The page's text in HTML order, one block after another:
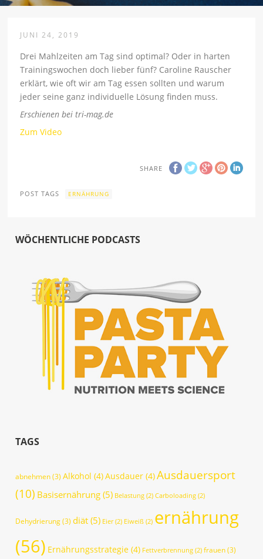
JUNI 24, 2019
Drei Mahlzeiten am Tag sind optimal? Oder in harten
Trainingswochen doch lieber fünf? Caroline Rauscher
erklärt, wie oft wir am Tag essen sollten und warum
jeder seine ganz individuelle Lösung finden muss.
Erschienen bei tri-mag.de
Zum Video
SHARE
POST TAGS ERNÄHRUNG
WÖCHENTLICHE PODCASTS
TAGS
abnehmen(3) Alkohol (4)Ausdauer (4)Ausdauersport
(10) Basisernährung (5) Belastung (2) Carboloading (2)
Dehydrierung(3) diät (5) Eier(2) Eiweiß (2) ernährung
(56) Ernährungsstrategie (4) Fettverbrennung (2) frauen(3)